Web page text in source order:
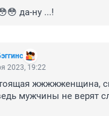
да-ну ...!
2023, 19:22
жжжжженщина,
мужчины не верят